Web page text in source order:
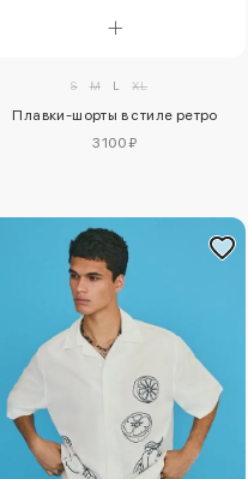
S M L XL
Плавки-шорты в стиле ретро
3100 ₽